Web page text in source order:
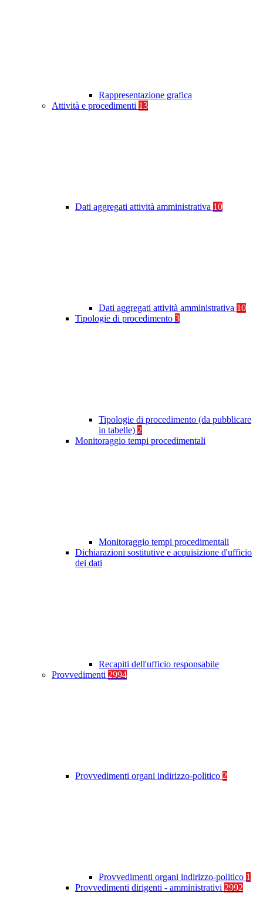
Rappresentazione grafica
Attività e procedimenti 13
Dati aggregati attività amministrativa 10
Dati aggregati attività amministrativa 10
Tipologie di procedimento 3
Tipologie di procedimento (da pubblicare
in tabelle) 2
Monitoraggio tempi procedimentali
Monitoraggio tempi procedimentali
Dichiarazioni sostitutive e acquisizione d'ufficio
dei dati
Recapiti dell'ufficio responsabile
Provvedimenti 2994
Provvedimenti organi indirizzo-politico 2
Provvedimenti organi indirizzo-politico 1
Provvedimenti dirigenti - amministrativi 2992